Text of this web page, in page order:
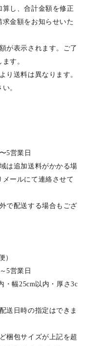
し、合計金額を修正
求金額をお知らせいた
が表示されます。ご了
す。
り送料は異なります。
。
5営業日
は追加送料がかかる場
ールにて連絡させて
で配送する場合もござ
）
5営業日
・幅25cm以内・厚さ3c
送日時の指定はできま
梱包サイズが上記を超